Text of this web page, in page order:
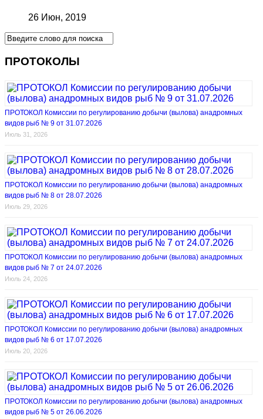
26 Июн, 2019
ПРОТОКОЛЫ
ПРОТОКОЛ Комиссии по регулированию добычи (вылова) анадромных
видов рыб № 9 от 31.07.2026
Июль 31, 2026
ПРОТОКОЛ Комиссии по регулированию добычи (вылова) анадромных
видов рыб № 8 от 28.07.2026
Июль 29, 2026
ПРОТОКОЛ Комиссии по регулированию добычи (вылова) анадромных
видов рыб № 7 от 24.07.2026
Июль 24, 2026
ПРОТОКОЛ Комиссии по регулированию добычи (вылова) анадромных
видов рыб № 6 от 17.07.2026
Июль 20, 2026
ПРОТОКОЛ Комиссии по регулированию добычи (вылова) анадромных
видов рыб № 5 от 26.06.2026